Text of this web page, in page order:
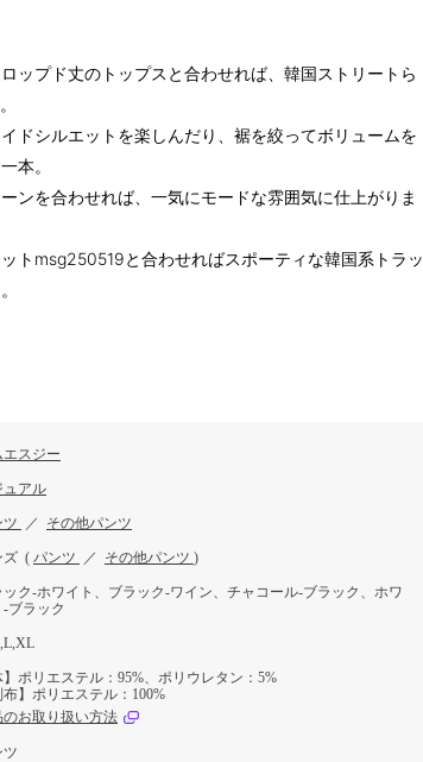
ップド丈のトップスと合わせれば、韓国ストリートら
ドシルエットを楽しんだり、裾を絞ってボリュームを
本。
ンを合わせれば、一気にモードな雰囲気に仕上がりま
トmsg250519と合わせればスポーティな韓国系トラッ
エスジー
ュアル
ツ ／ その他パンツ
ズ ( パンツ ／ その他パンツ )
ック‐ホワイト、ブラック‐ワイン、チャコール‐ブラック、ホワ
ブラック
】ポリエステル：95%、ポリウレタン：5%
布】ポリエステル：100%
のお取り扱い方法
ツ